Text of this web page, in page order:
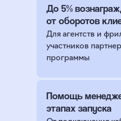
До 5%
от оборотов
Для агентств и
участников
программы
Помощь
этапах запуска